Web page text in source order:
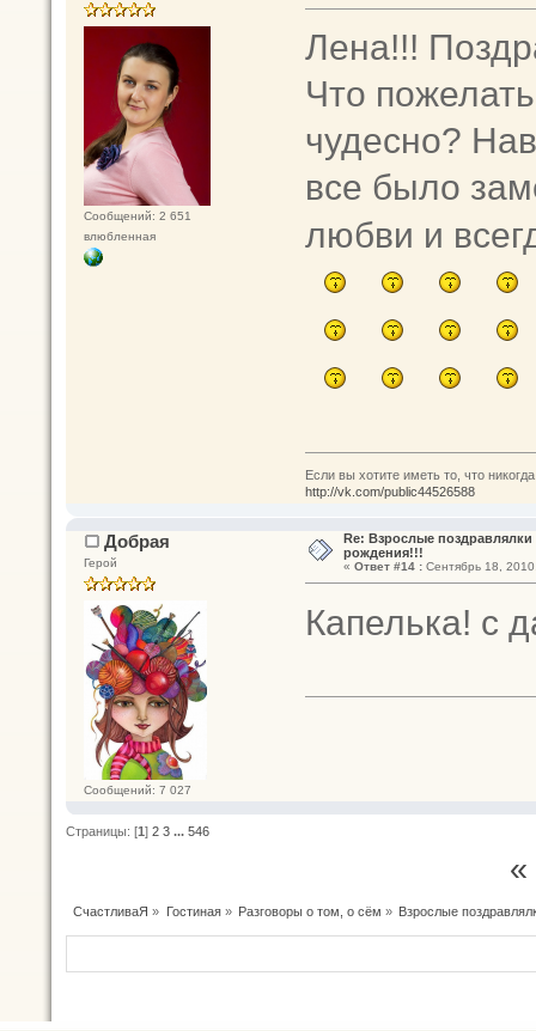
Сообщений: 2 651
влюбленная
Лена!!!
Что
чудесно?
все было
любви и
Если вы хотите иметь то, что
http://vk.com/public44526588
Добрая
Герой
Сообщений: 7 027
Re: Взрослые
рождения!!!
« Ответ #14 :Сентябрь 18,
Капелька! с
Страницы: [1] 2 3 ... 546
СчастливаЯ » Гостиная» Разговоры о том, о сём » Взрослые